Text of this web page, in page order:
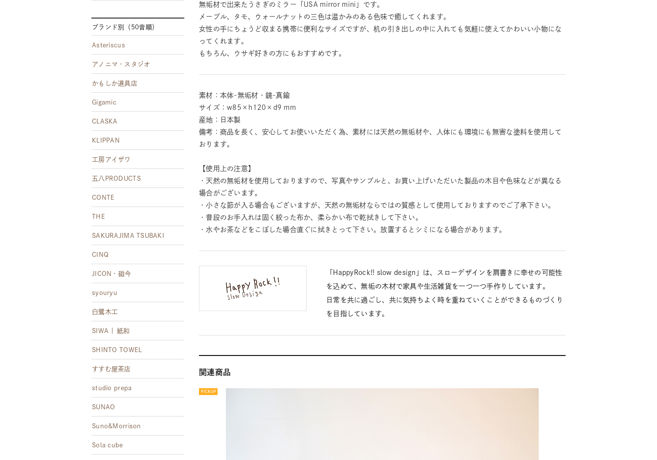
無垢材で出来たうさぎのミラー「USA mirror mini」です。
メープル、タモ、ウォールナットの三色は温かみのある色味で癒してくれます。
女性の手にちょうど収まる携帯に便利なサイズですが、机の引き出しの中に入れても気軽に使えてかわいい小物にな
ってくれます。
もちろん、ウサギ好きの方にもおすすめです。
素材：本体-無垢材・鏡-真鍮
サイズ：w85×h120×d9 mm
産地：日本製
備考：商品を長く、安心してお使いいただく為、素材には天然の無垢材や、人体にも環境にも無害な塗料を使用して
おります。
【使用上の注意】
・天然の無垢材を使用しておりますので、写真やサンプルと、お買い上げいただいた製品の木目や色味などが異なる
場合がございます。
・小さな節が入る場合もございますが、天然の無垢材ならではの質感として使用しておりますのでご了承下さい。
・普段のお手入れは固く絞った布か、柔らかい布で乾拭きして下さい。
・水やお茶などをこぼした場合直ぐに拭きとって下さい。放置するとシミになる場合があります。
「HappyRock!! slow design」は、スローデザインを肩書きに幸せの可能性
を込めて、無垢の木材で家具や生活雑貨を一つ一つ手作りしています。
日常を共に過ごし、共に気持ちよく時を重ねていくことができるものづくり
を目指しています。
関連商品
ブランド別（50音順）
Asteriscus
アノニマ・スタジオ
かもしか道具店
Gigamic
CLASKA
KLIPPAN
工房アイザワ
五八PRODUCTS
CONTE
THE
SAKURAJIMA TSUBAKI
CINQ
JICON・磁今
syouryu
白鷺木工
SIWA | 紙和
SHINTO TOWEL
すすむ屋茶店
studio prepa
SUNAO
Suno&Morrison
Sola cube